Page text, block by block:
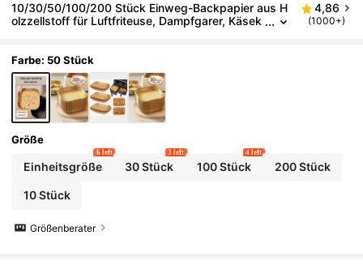
10/30/50/100/200 Stück Einweg-Backpapier aus H
olzzellstoff für Luftfriteuse, Dampfgarer, Käsek
4,86
(1000+)
Farbe: 50 Stück
Größe
Einheitsgröße
6 left
30 Stück
3 left
100 Stück
4 left
200 Stück
10 Stück
Größenberater